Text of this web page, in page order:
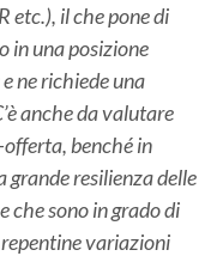
etc.), il che pone di
in una posizione
ne richiede una
anche da valutare
benché in
grande resilienza delle
che sono in grado di
variazioni